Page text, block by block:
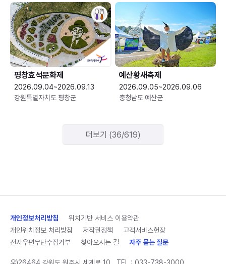
평창효석문화제
2026.09.04~2026.09.13
강원특별자치도 평창군
예산황새축제
2026.09.05~2026.09.06
충청남도 예산군
더보기 (36/619)
개인정보처리방침
위치기반 서비스 이용약관
개인위치정보 처리방침
저작권정책
고객서비스헌장
전자우편무단수집거부
찾아오시는 길 자주 묻는 질문